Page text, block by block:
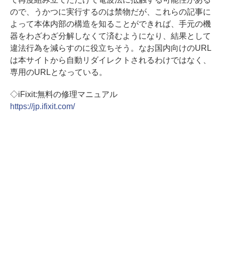
ので、うかつに実行するのは禁物だが、これらの記事に
よって本体内部の構造を知ることができれば、手元の機
器をわざわざ分解しなくて済むようになり、結果として
違法行為を減らすのに役立ちそう。なお国内向けのURL
は本サイトから自動リダイレクトされるわけではなく、
専用のURLとなっている。
◇iFixit:無料の修理マニュアル
https://jp.ifixit.com/